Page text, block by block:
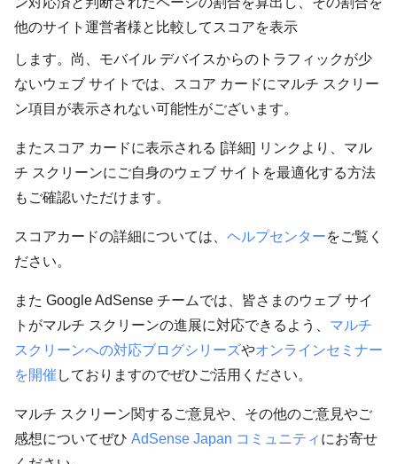
他のサイト運営者様と比較してスコアを表示
します。尚、モバイル デバイスからのトラフィックが少
ないウェブ サイトでは、スコア カードにマルチ スクリー
ン項目が表示されない可能性がございます。
またスコア カードに表示される [詳細] リンクより、マル
チ スクリーンにご自身のウェブ サイトを最適化する方法
もご確認いただけます。
スコアカードの詳細については、 ヘルプセンターをご覧く
ださい。
また Google AdSense チームでは、皆さまのウェブ サイ
トがマルチ スクリーンの進展に対応できるよう、 マルチ
スクリーンへの対応ブログシリーズやオンラインセミナー
を開催 しておりますのでぜひご活用ください。
マルチ スクリーン関するご意見や、その他のご意見やご
感想についてぜひ AdSense Japan コミュニティ にお寄せ